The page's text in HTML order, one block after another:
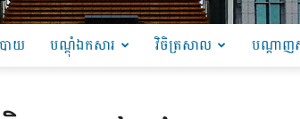
ាយ បណ្ដុំឯកសារ វិចិត្រសាល បណ្តាញ